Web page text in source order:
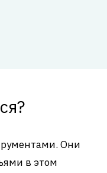
Они
в этом